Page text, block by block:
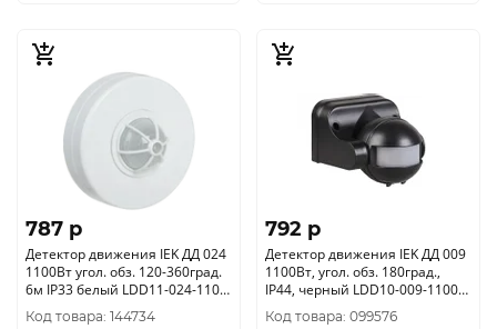
787 p
Детектор движения IEK ДД 024
1100Вт угол. обз. 120-360град.
6м IP33 белый LDD11-024-1100-
001
Код товара: 144734
792 p
Детектор движения IEK ДД 009
1100Вт, угол. обз. 180град.,
IP44, черный LDD10-009-1100-
002
Код товара: 099576